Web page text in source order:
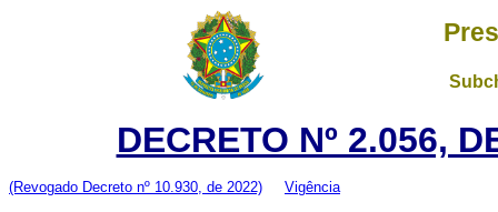
DECRETO Nº 2.056,
(Revogado Decreto nº 10.930, de 2022) Vigência